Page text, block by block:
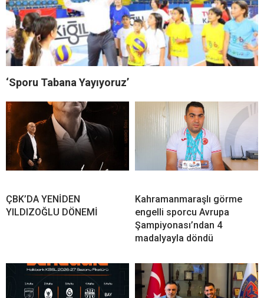
‘Sporu Tabana Yayıyoruz’
ÇBK’DA YENİDEN
YILDIZOĞLU DÖNEMİ
Kahramanmaraşlı görme
engelli sporcu Avrupa
Şampiyonası’ndan 4
madalyayla döndü